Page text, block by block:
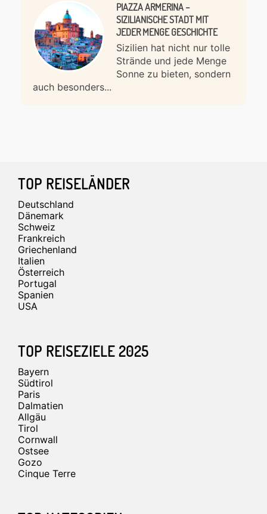
PIAZZA ARMERINA –
SIZILIANISCHE STADT MIT
JEDER MENGE GESCHICHTE
Sizilien hat nicht nur tolle
Strände und jede Menge
Sonne zu bieten, sondern
auch besonders...
Footer
TOP REISELÄNDER
Deutschland
Dänemark
Schweiz
Frankreich
Griechenland
Italien
Österreich
Portugal
Spanien
USA
TOP REISEZIELE 2025
Bayern
Südtirol
Paris
Dalmatien
Allgäu
Tirol
Cornwall
Ostsee
Gozo
Cinque Terre